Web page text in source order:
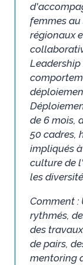
femmes
régionaux
de 6 mois,
50 cadres,
impliqués
culture de
les
Comment :
rythmés,
des
de pairs,
mentoring